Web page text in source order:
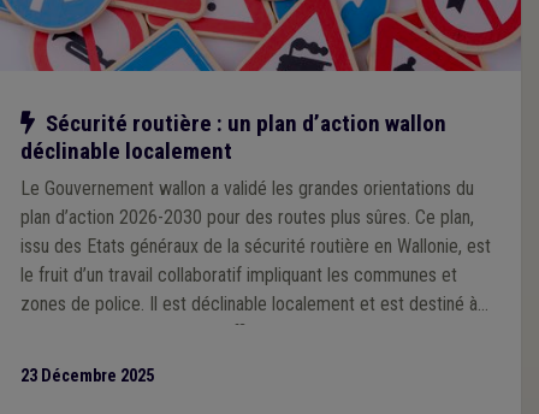
Notre action
Sécurité routière : un plan d’action wallon
déclinable localement
Le Gouvernement wallon a validé les grandes orientations du
plan d’action 2026-2030 pour des routes plus sûres. Ce plan,
issu des Etats généraux de la sécurité routière en Wallonie, est
le fruit d’un travail collaboratif impliquant les communes et
zones de police. Il est déclinable localement et est destiné à
23 Décembre 2025